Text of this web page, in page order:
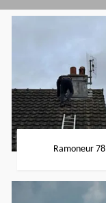
Ramoneur 78